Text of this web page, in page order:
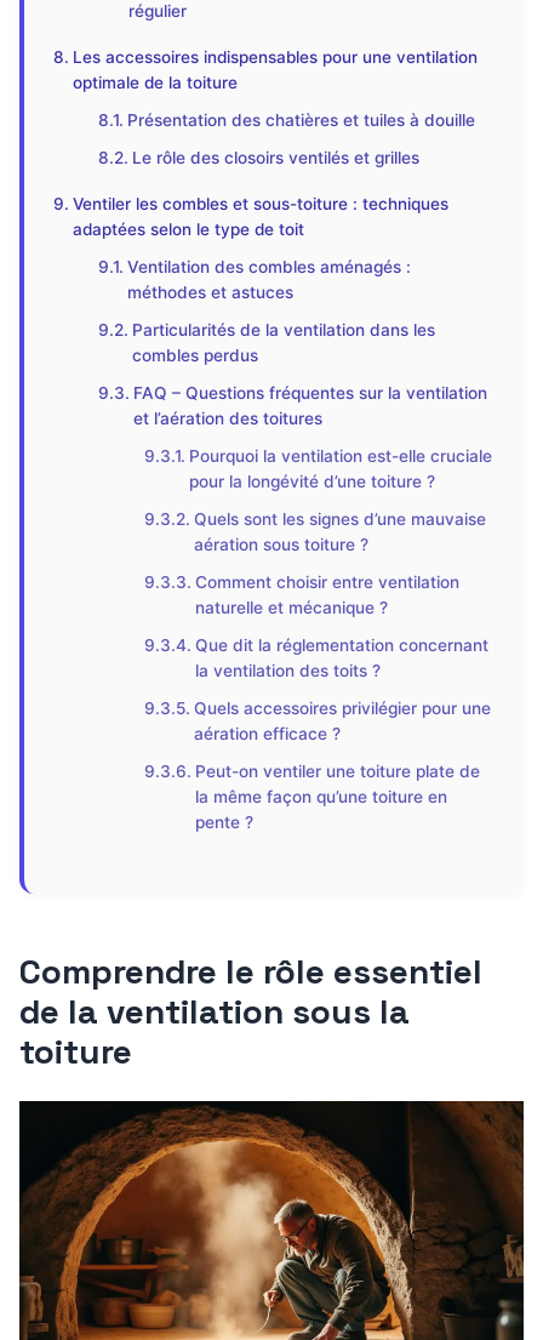
régulier
Les accessoires indispensables pour une ventilation
optimale de la toiture
Présentation des chatières et tuiles à douille
Le rôle des closoirs ventilés et grilles
Ventiler les combles et sous-toiture : techniques
adaptées selon le type de toit
Ventilation des combles aménagés :
méthodes et astuces
Particularités de la ventilation dans les
combles perdus
FAQ – Questions fréquentes sur la ventilation
et l’aération des toitures
Pourquoi la ventilation est-elle cruciale
pour la longévité d’une toiture ?
Quels sont les signes d’une mauvaise
aération sous toiture ?
Comment choisir entre ventilation
naturelle et mécanique ?
Que dit la réglementation concernant
la ventilation des toits ?
Quels accessoires privilégier pour une
aération efficace ?
Peut-on ventiler une toiture plate de
la même façon qu’une toiture en
pente ?
Comprendre le rôle essentiel
de la ventilation sous la
toiture